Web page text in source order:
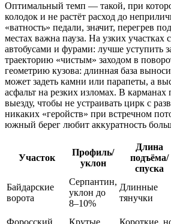
Оптимальный темп — такой, при
колодок и не растёт расход до
«ватность» педали, значит, перегрев
местах важна пауза. На узких участках
автобусами и фурами: лучше уступить
траекторию «чистым» заходом в
геометрию кузова: длинная база
может задеть камни или парапеты, а
асфальт на резких изломах. В
выезду, чтобы не устраивать цирк с
никаких «геройств» при встречном
южный берег любит аккуратность
Участок
Профиль/
уклон
Длина
подъёма/
спуска
Байдарские
ворота
Серпантин,
уклон до
8–10%
Длинные
тянучки
Форосский
Крутые
Короткие,